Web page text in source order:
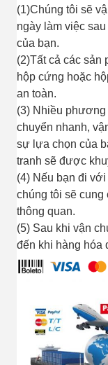
(1)Chúng tôi sẽ
ngày làm việc
của bạn.
(2)Tất cả các sản
hộp cứng hoặc
an toàn.
(3) Nhiều phương
chuyển nhanh,
sự lựa chọn của
tranh sẽ được
(4) Nếu bạn đi
chúng tôi sẽ cung
thông quan.
(5) Sau khi vận
đến khi hàng hóa